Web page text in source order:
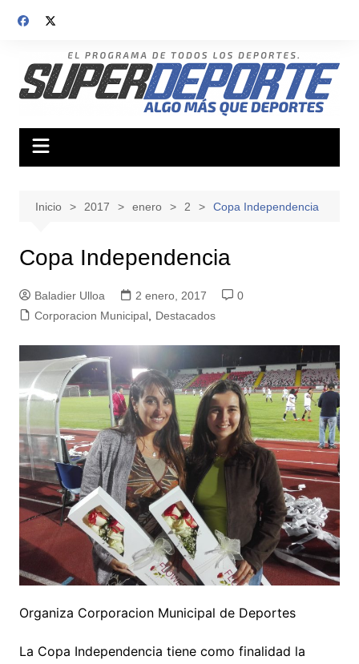
Inicio 2017 enero 2 Copa Independencia
Copa Independencia
Baladier Ulloa 2 enero, 2017
0
Corporacion Municipal, Destacados
Organiza Corporacion Municipal de Deportes
La Copa Independencia tiene como finalidad la